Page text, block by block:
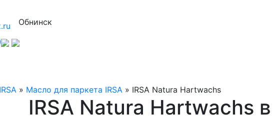
Обнинск
» Масло для паркета IRSA » IRSA Natura Hartwachs
IRSA Natura Hartwachs